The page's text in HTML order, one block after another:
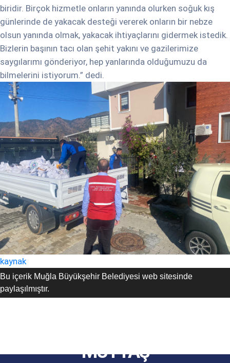
biridir. Birçok hizmetle onların yanında olurken soğuk kış
günlerinde de yakacak desteği vererek onların bir nebze
olsun yanında olmak, yakacak ihtiyaçlarını gidermek istedik.
Bizlerin başının tacı olan şehit yakını ve gazilerimize
saygılarımı gönderiyor, hep yanlarında olduğumuzu da
bilmelerini istiyorum.” dedi.
kaynak
Bu içerik Muğla Büyükşehir Belediyesi web sitesinde
paylaşılmıştır.
MUTTAŞ